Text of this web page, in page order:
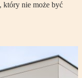
który nie może być